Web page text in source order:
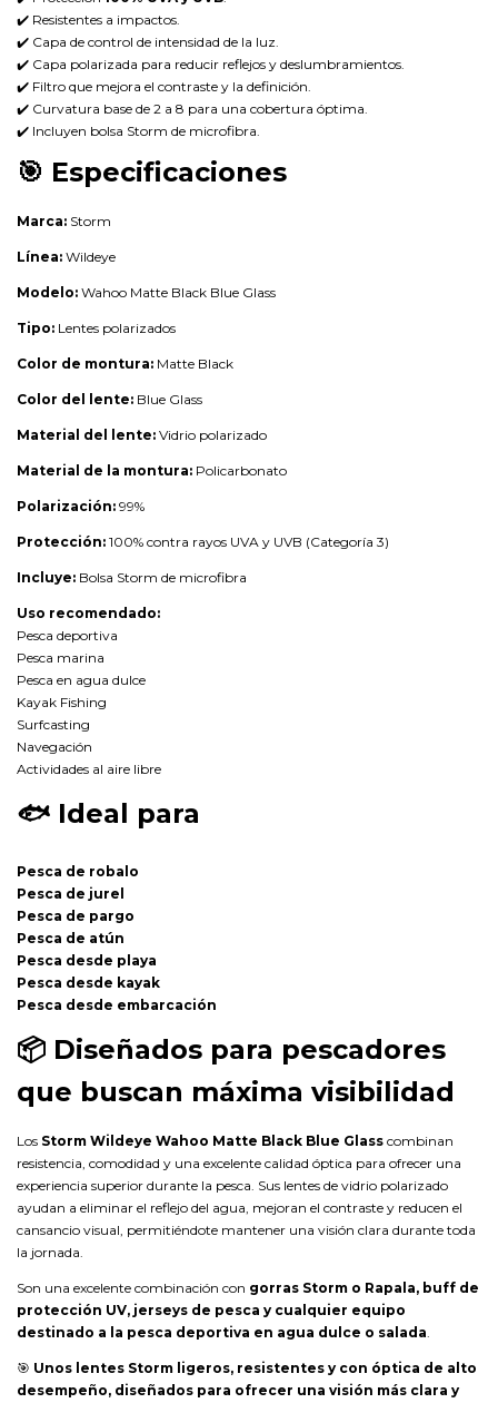
✔️ Resistentes a impactos.
✔️ Capa de control de intensidad de la luz.
✔️ Capa polarizada para reducir reflejos y deslumbramientos.
✔️ Filtro que mejora el contraste y la definición.
✔️ Curvatura base de 2 a 8 para una cobertura óptima.
✔️ Incluyen bolsa Storm de microfibra.
🎯 Especificaciones
Marca: Storm
Línea: Wildeye
Modelo: Wahoo Matte Black Blue Glass
Tipo: Lentes polarizados
Color de montura: Matte Black
Color del lente: Blue Glass
Material del lente: Vidrio polarizado
Material de la montura: Policarbonato
Polarización: 99%
Protección: 100% contra rayos UVA y UVB (Categoría 3)
Incluye: Bolsa Storm de microfibra
Uso recomendado:
Pesca deportiva
Pesca marina
Pesca en agua dulce
Kayak Fishing
Surfcasting
Navegación
Actividades al aire libre
🐟 Ideal para
Pesca de robalo
Pesca de jurel
Pesca de pargo
Pesca de atún
Pesca desde playa
Pesca desde kayak
Pesca desde embarcación
📦 Diseñados para pescadores
que buscan máxima visibilidad
Los Storm Wildeye Wahoo Matte Black Blue Glass combinan
resistencia, comodidad y una excelente calidad óptica para ofrecer una
experiencia superior durante la pesca. Sus lentes de vidrio polarizado
ayudan a eliminar el reflejo del agua, mejoran el contraste y reducen el
cansancio visual, permitiéndote mantener una visión clara durante toda
la jornada.
Son una excelente combinación con gorras Storm o Rapala, buff de
protección UV, jerseys de pesca y cualquier equipo
destinado a la pesca deportiva en agua dulce o salada.
🎯 Unos lentes Storm ligeros, resistentes y con óptica de alto
desempeño, diseñados para ofrecer una visión más clara y